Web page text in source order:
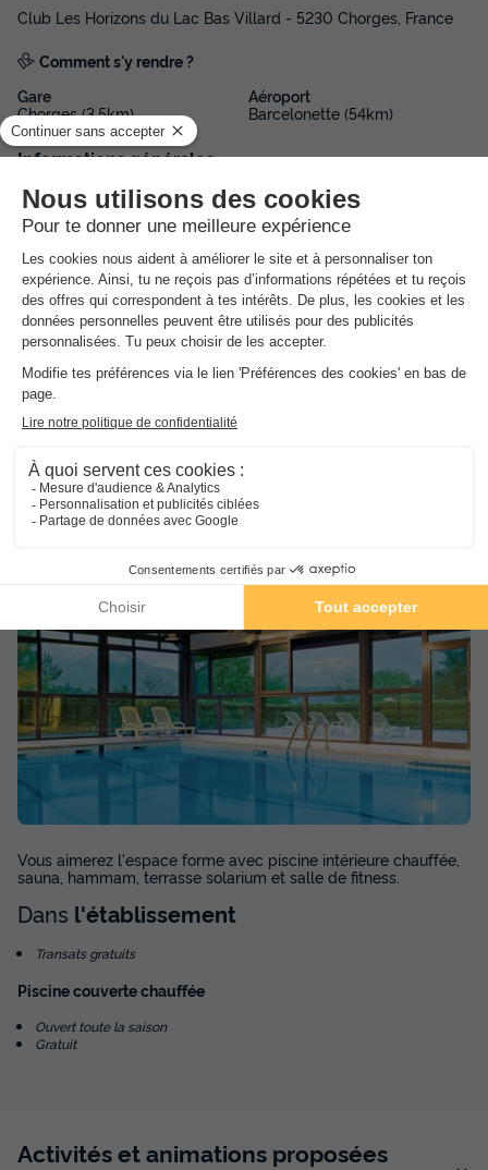
Club Les Horizons du Lac Bas Villard - 5230 Chorges, France
Comment s'y rendre ?
Gare
Chorges (3,5km)
Aéroport
Barcelonette (54km)
Informations générales
Date et heures d’ouverture
Ouvert du 12 avril au 25 octobre
Langues parlées à l'accueil
Français, Anglais
Informations pratiques
Voiture conseillée
NRA :
Espaceaquatique
(les montants indiqués sont susceptibles d'évoluer au cours de la saison et
Vous aimerez l'espace forme avec piscine intérieure chauffée,
sauna, hammam, terrasse solarium et salle de fitness.
Dans l'établissement
Transats gratuits
Piscine couverte chauffée
Ouvert toute la saison
Gratuit
Activités et animations proposées